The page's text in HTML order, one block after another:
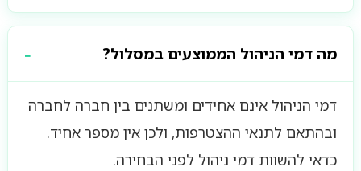
מה דמי הניהול הממוצעים במסלול?
דמי הניהול אינם אחידים ומשתנים בין חברה לחברה
ובהתאם לתנאי ההצטרפות, ולכן אין מספר אחיד.
כדאי להשוות דמי ניהול לפני הבחירה.